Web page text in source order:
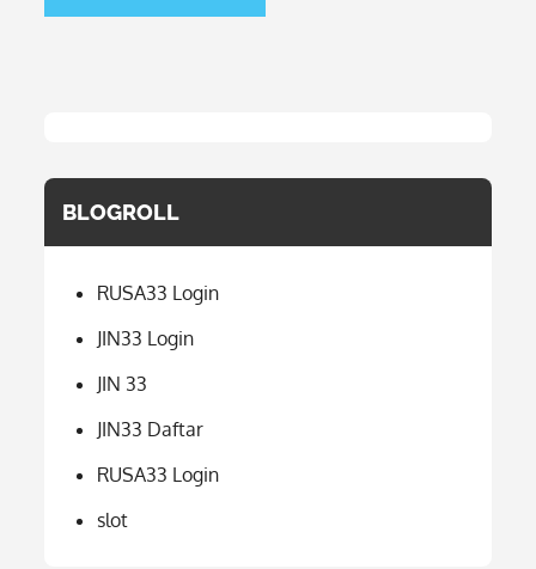
BLOGROLL
RUSA33 Login
JIN33 Login
JIN 33
JIN33 Daftar
RUSA33 Login
slot